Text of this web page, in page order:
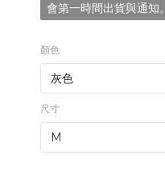
會第一時間出貨與通知。
顏色
尺寸